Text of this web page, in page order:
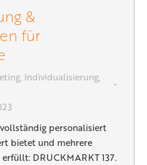
&
für
, Individualisierung,
vollständig personalisiert
bietet und mehrere
DRUCKMARKT 137.